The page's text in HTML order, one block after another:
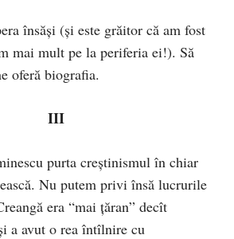
însăşi (şi este grăitor că am fost
mai mult pe la periferia ei!). Să
oferă biografia.
III
purta creştinismul în chiar
Nu putem privi însă lucrurile
era “mai ţăran” decît
a avut o rea întîlnire cu